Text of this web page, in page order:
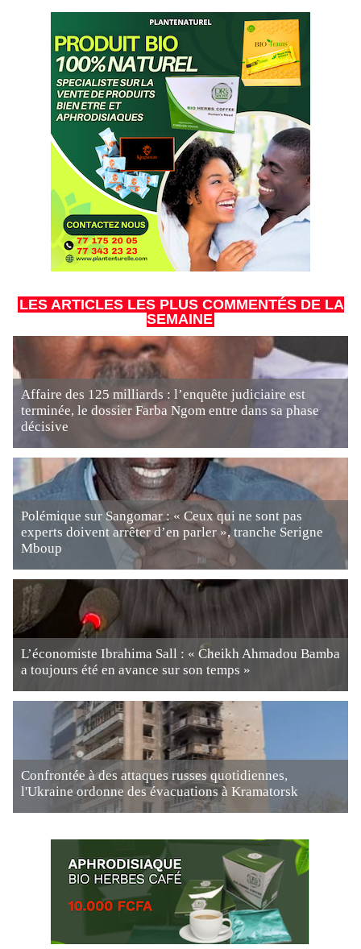
LES ARTICLES LES PLUS COMMENTÉS DE LA
SEMAINE
Affaire des 125 milliards : l’enquête judiciaire est
terminée, le dossier Farba Ngom entre dans sa phase
décisive
Polémique sur Sangomar : « Ceux qui ne sont pas
experts doivent arrêter d’en parler », tranche Serigne
Mboup
L’économiste Ibrahima Sall : « Cheikh Ahmadou Bamba
a toujours été en avance sur son temps »
Confrontée à des attaques russes quotidiennes,
l'Ukraine ordonne des évacuations à Kramatorsk